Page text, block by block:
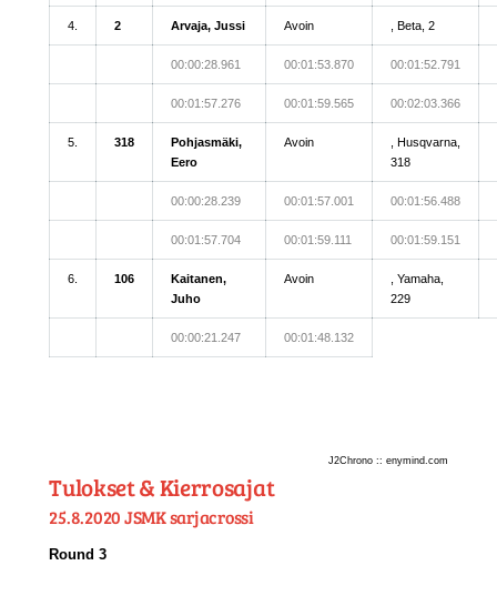
4. 2 Arvaja, Jussi Avoin , Beta, 2
00:00:28.961 00:01:53.870 00:01:52.791
00:01:57.276 00:01:59.565 00:02:03.366
5. 318
Pohjasmäki,
Eero
Avoin
, Husqvarna,
318
00:00:28.239 00:01:57.001 00:01:56.488
00:01:57.704 00:01:59.111 00:01:59.151
6. 106
Kaitanen,
Juho
Avoin
, Yamaha,
229
00:00:21.247 00:01:48.132
J2Chrono :: enymind.com
Tulokset & Kierrosajat
25.8.2020 JSMK sarjacrossi
Round 3